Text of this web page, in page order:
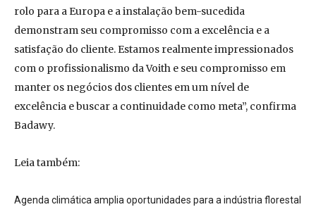
rolo para a Europa e a instalação bem-sucedida
demonstram seu compromisso com a excelência e a
satisfação do cliente. Estamos realmente impressionados
com o profissionalismo da Voith e seu compromisso em
manter os negócios dos clientes em um nível de
excelência e buscar a continuidade como meta”, confirma
Badawy.
Leia também:
Agenda climática amplia oportunidades para a indústria florestal